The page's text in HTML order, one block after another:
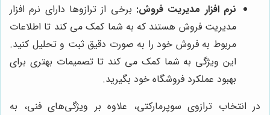
نرم افزار مدیریت فروش: برخی از ترازوها دارای نرم افزار
مدیریت فروش هستند که به شما کمک می کند تا اطلاعات
مربوط به فروش خود را به صورت دقیق ثبت و تحلیل کنید.
این ویژگی به شما کمک می کند تا تصمیمات بهتری برای
بهبود عملکرد فروشگاه خود بگیرید.
در انتخاب ترازوی سوپرمارکتی، علاوه بر ویژگی‌های فنی، به